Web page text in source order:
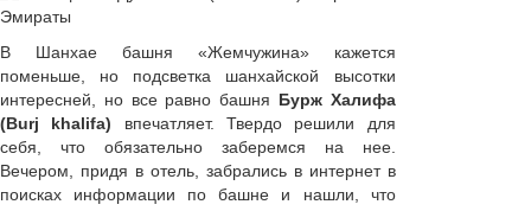
В Шанхае башня «Жемчужина» кажется
поменьше, но подсветка шанхайской высотки
интересней, но все равно башня Бурж Халифа
(Burj khalifa) впечатляет. Твердо решили для
себя, что обязательно заберемся на нее.
Вечером, придя в отель, забрались в интернет в
поисках информации по башне и нашли, что